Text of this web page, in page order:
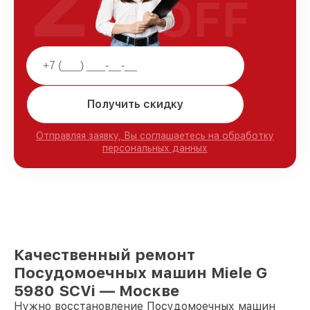
Получить скидку
Отправляя заявку, Вы соглашаетесь на обработку
персональных данных
OFF
Качественный ремонт
Посудомоечных машин Miele G
5980 SCVi — Москве
Нужно восстановление Посудомоечных машин